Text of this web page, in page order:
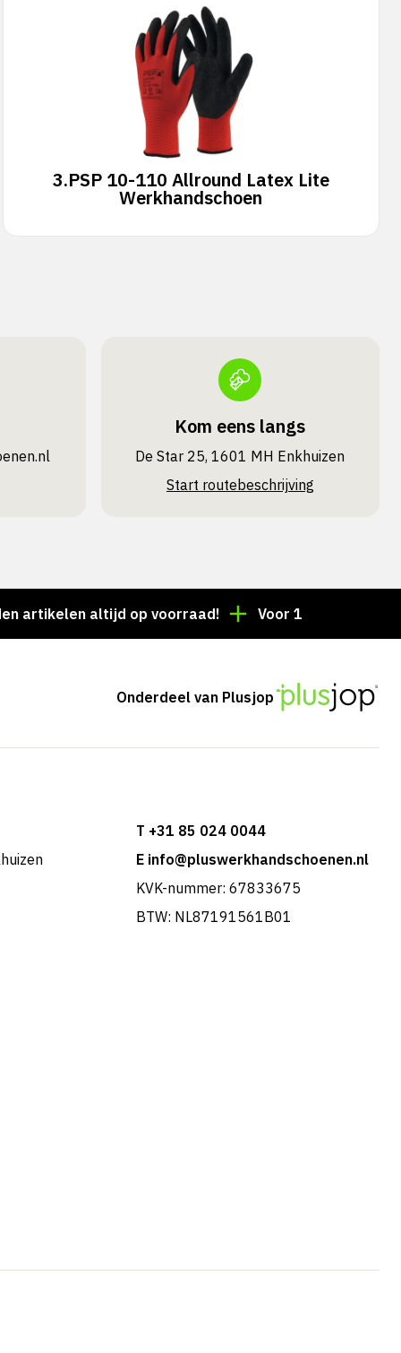
3.PSP 10-110 Allround Latex Lite
Werkhandschoen
Kom eens langs
De Star 25, 1601 MH Enkhuizen
Start routebeschrijving
altijd op voorraad! Voor 15:00 besteld =
Onderdeel van Plusjop
T +31 85 024 0044
E info@pluswerkhandschoenen.nl
KVK-nummer: 67833675
BTW: NL87191561B01